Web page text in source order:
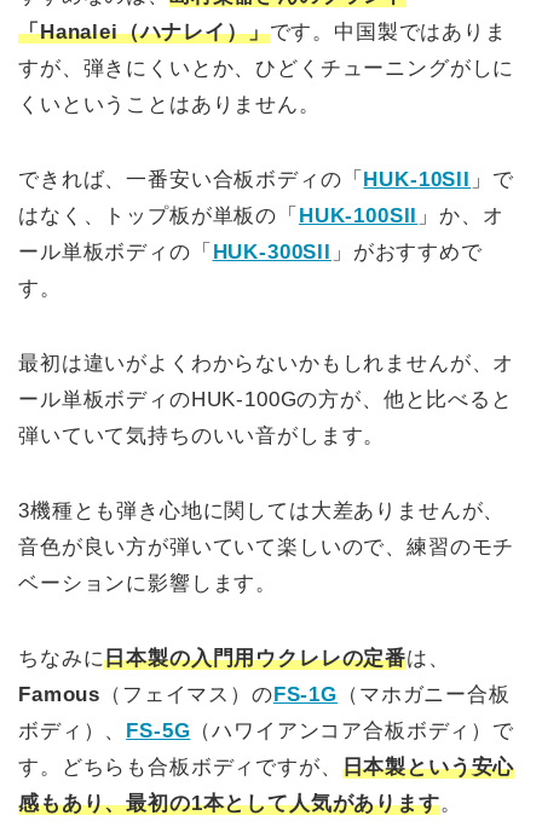
「Hanalei（ハナレイ）」です。中国製ではありま
すが、弾きにくいとか、ひどくチューニングがしに
くいということはありません。
できれば、一番安い合板ボディの「 HUK-10SII 」で
はなく、トップ板が単板の「 HUK-100SII 」か、オ
ール単板ボディの「 HUK-300SII 」がおすすめで
す。
最初は違いがよくわからないかもしれませんが、オ
ール単板ボディのHUK-100Gの方が、他と比べると
弾いていて気持ちのいい音がします。
3機種とも弾き心地に関しては大差ありませんが、
音色が良い方が弾いていて楽しいので、練習のモチ
ベーションに影響します。
ちなみに日本製の入門用ウクレレの定番は、
Famous （フェイマス）のFS-1G （マホガニー合板
ボディ）、 FS-5G （ハワイアンコア合板ボディ）で
す。どちらも合板ボディですが、 日本製という安心
感もあり、最初の1本として人気があります。